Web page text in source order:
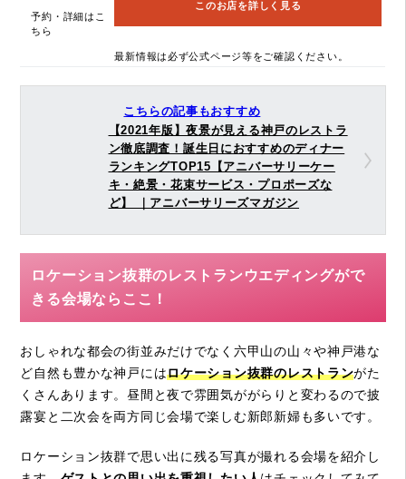
予約・詳細はこ
ちら
このお店を詳しく見る
最新情報は必ず公式ページ等をご確認ください。
こちらの記事もおすすめ
【2021年版】夜景が見える神戸のレストラ
ン徹底調査！誕生日におすすめのディナー
ランキングTOP15【アニバーサリーケー
キ・絶景・花束サービス・プロポーズな
ど】 ｜アニバーサリーズマガジン
ロケーション抜群のレストランウエディングがで
きる会場ならここ！
おしゃれな都会の街並みだけでなく六甲山の山々や神戸港な
ど自然も豊かな神戸にはロケーション抜群のレストランがた
くさんあります。昼間と夜で雰囲気ががらりと変わるので披
露宴と二次会を両方同じ会場で楽しむ新郎新婦も多いです。
ロケーション抜群で思い出に残る写真が撮れる会場を紹介し